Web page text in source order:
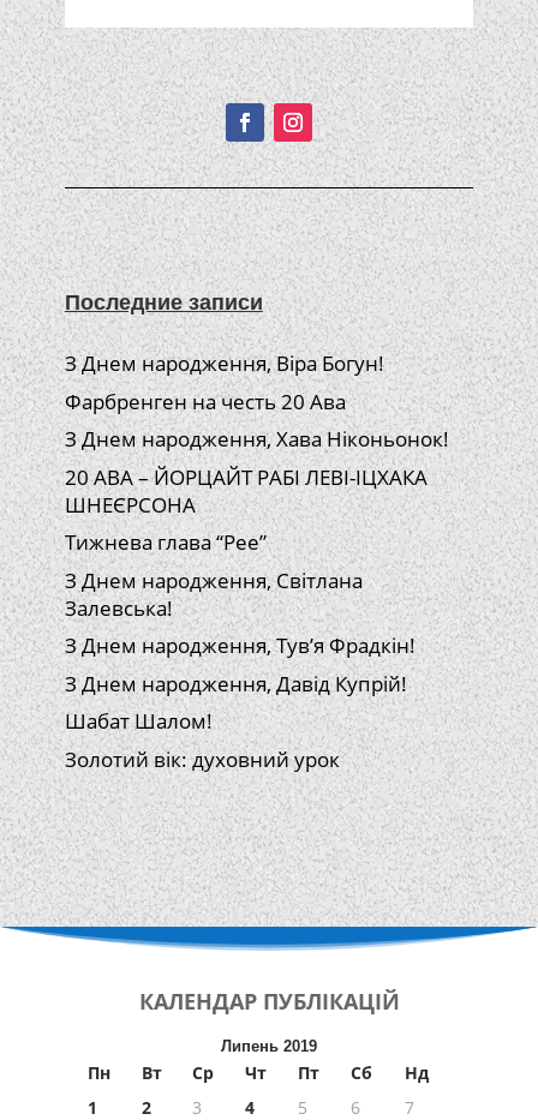
Подписывайтесь!
Последние записи
З Днем народження, Віра Богун!
Фарбренген на честь 20 Ава
З Днем народження, Хава Ніконьонок!
20 АВА – ЙОРЦАЙТ РАБІ ЛЕВІ-ІЦХАКА
ШНЕЄРСОНА
Тижнева глава “Рее”
З Днем народження, Світлана
Залевська!
З Днем народження, Тув’я Фрадкін!
З Днем народження, Давід Купрій!
Шабат Шалом!
Золотий вік: духовний урок
КАЛЕНДАР ПУБЛІКАЦІЙ
Липень 2019
Пн Вт Ср Чт Пт Сб
Нд
1
2 3 4 5 6
7